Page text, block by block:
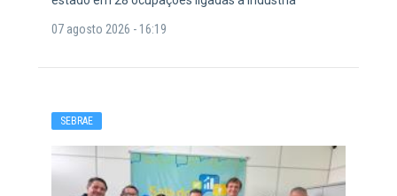
07 agosto 2026 - 16:19
SEBRAE